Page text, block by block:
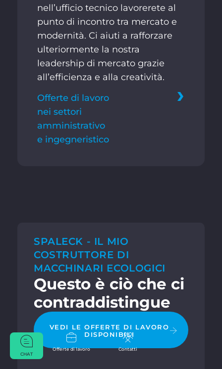
Offerte di lavoro
Contatti
CHAT
nell’ufficio tecnico lavorerete al
punto di incontro tra mercato e
modernità. Ci aiuti a rafforzare
ulteriormente la nostra
leadership di mercato grazie
all’efficienza e alla creatività.
Offerte di lavoro
nei settori
amministrativo
e ingegneristico
SPALECK - IL MIO
COSTRUTTORE DI
MACCHINARI ECOLOGICI
Questo è ciò che ci
contraddistingue
VEDI LE OFFERTE DI LAVORO
DISPONIBILI